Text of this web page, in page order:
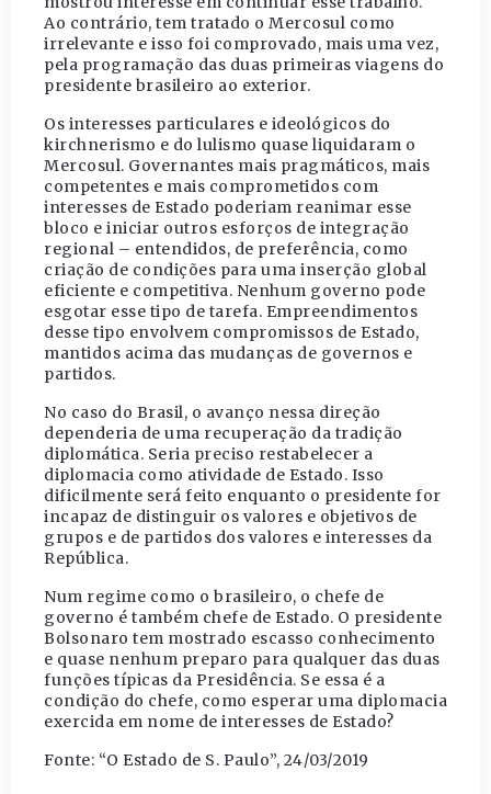
Ao contrário, tem tratado o Mercosul como
irrelevante e isso foi comprovado, mais uma vez,
pela programação das duas primeiras viagens do
presidente brasileiro ao exterior.
Os interesses particulares e ideológicos do
kirchnerismo e do lulismo quase liquidaram o
Mercosul. Governantes mais pragmáticos, mais
competentes e mais comprometidos com
interesses de Estado poderiam reanimar esse
bloco e iniciar outros esforços de integração
regional – entendidos, de preferência, como
criação de condições para uma inserção global
eficiente e competitiva. Nenhum governo pode
esgotar esse tipo de tarefa. Empreendimentos
desse tipo envolvem compromissos de Estado,
mantidos acima das mudanças de governos e
partidos.
No caso do Brasil, o avanço nessa direção
dependeria de uma recuperação da tradição
diplomática. Seria preciso restabelecer a
diplomacia como atividade de Estado. Isso
dificilmente será feito enquanto o presidente for
incapaz de distinguir os valores e objetivos de
grupos e de partidos dos valores e interesses da
República.
Num regime como o brasileiro, o chefe de
governo é também chefe de Estado. O presidente
Bolsonaro tem mostrado escasso conhecimento
e quase nenhum preparo para qualquer das duas
funções típicas da Presidência. Se essa é a
condição do chefe, como esperar uma diplomacia
exercida em nome de interesses de Estado?
Fonte: “O Estado de S. Paulo”, 24/03/2019